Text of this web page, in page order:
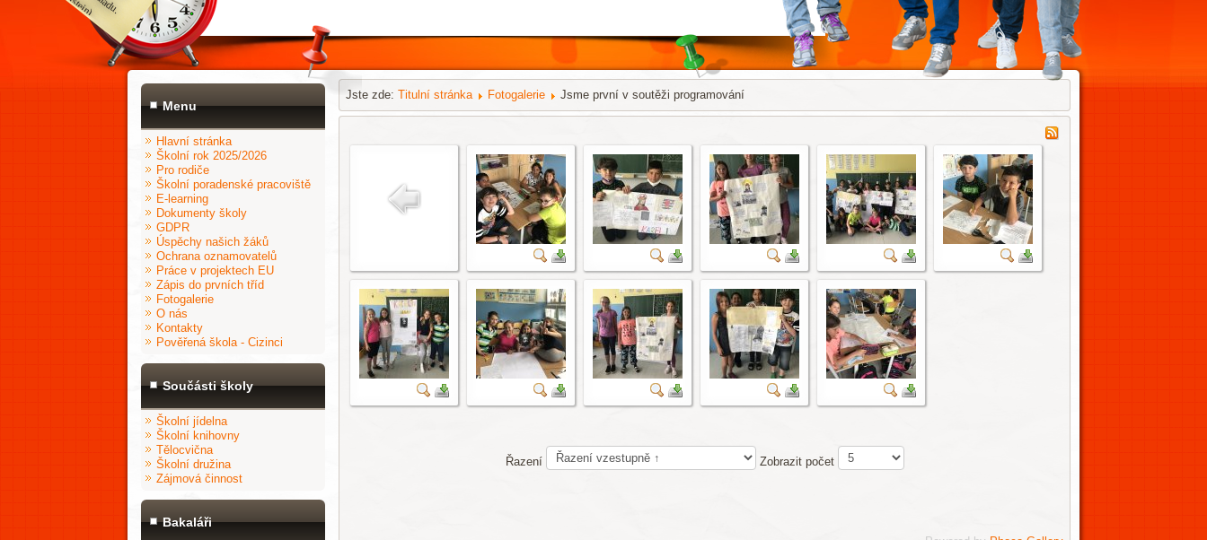
Menu
Hlavní stránka
Školní rok 2025/2026
Pro rodiče
Školní poradenské pracoviště
E-learning
Dokumenty školy
GDPR
Úspěchy našich žáků
Ochrana oznamovatelů
Práce v projektech EU
Zápis do prvních tříd
Fotogalerie
O nás
Kontakty
Pověřená škola - Cizinci
Součásti školy
Školní jídelna
Školní knihovny
Tělocvična
Školní družina
Zájmová činnost
Bakaláři
Jste zde: Titulní stránka Fotogalerie Jsme první v soutěži programování
Řazení Zobrazit počet